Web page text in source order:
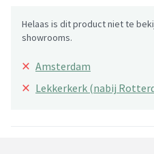
Helaas is dit product niet te
showrooms.
× Amsterdam
× Lekkerkerk (nabij